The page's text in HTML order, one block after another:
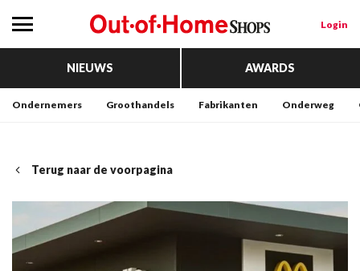
Login
NIEUWS AWARDS
Ondernemers Groothandels Fabrikanten Onderweg
Terug naar de voorpagina